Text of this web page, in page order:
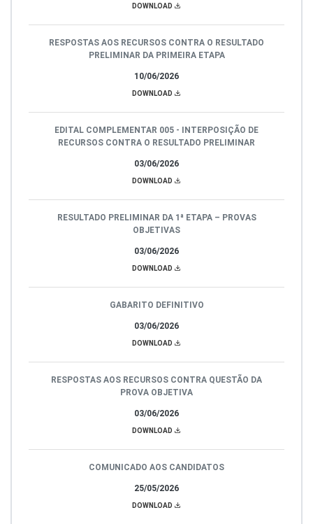
DOWNLOAD
10/06/2026
RESPOSTAS AOS RECURSOS CONTRA O RESULTADO
PRELIMINAR DA PRIMEIRA ETAPA
DOWNLOAD
03/06/2026
EDITAL COMPLEMENTAR 005 - INTERPOSIÇÃO DE
RECURSOS CONTRA O RESULTADO PRELIMINAR
DOWNLOAD
03/06/2026
RESULTADO PRELIMINAR DA 1ª ETAPA – PROVAS
OBJETIVAS
DOWNLOAD
03/06/2026
GABARITO DEFINITIVO
DOWNLOAD
03/06/2026
RESPOSTAS AOS RECURSOS CONTRA QUESTÃO DA
PROVA OBJETIVA
DOWNLOAD
25/05/2026
COMUNICADO AOS CANDIDATOS
DOWNLOAD